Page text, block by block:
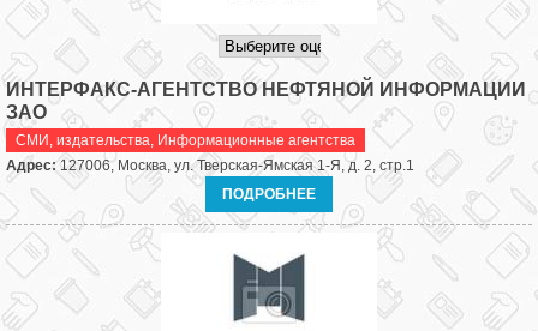
ИНТЕРФАКС-АГЕНТСТВО НЕФТЯНОЙ ИНФОРМАЦИИ
ЗАО
СМИ, издательства, Информационные агентства
Адрес:127006, Москва, ул. Тверская-Ямская 1-Я, д. 2, стр.1
ПОДРОБНЕЕ